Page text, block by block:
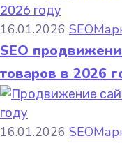
16.01.2026 SEO
SEO
товаров в 2026
16.01.2026 SEO